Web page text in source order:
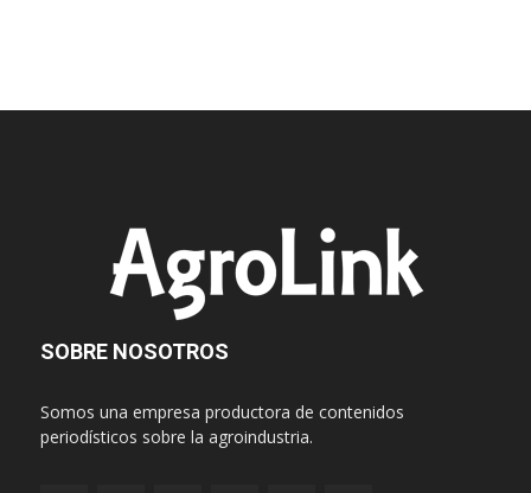
SOBRE NOSOTROS
Somos una empresa productora de contenidos
periodísticos sobre la agroindustria.